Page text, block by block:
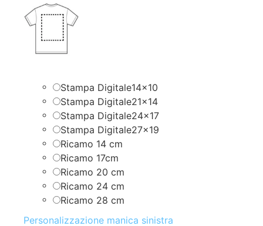
Stampa Digitale14x10
Stampa Digitale21x14
Stampa Digitale24x17
Stampa Digitale27x19
Ricamo 14 cm
Ricamo 17cm
Ricamo 20 cm
Ricamo 24 cm
Ricamo 28 cm
Personalizzazione manica sinistra